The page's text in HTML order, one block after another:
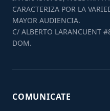
CARACTERIZA POR LA
MAYOR AUDIENCIA.
C/ ALBERTO LARANCUENT
DOM.
COMUNICATE